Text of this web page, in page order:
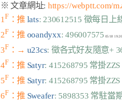
※ 文章網址: https://webptt.com/
1 F ：推 lats: 230612515 徵每日上
2F ：推 ooandyxx: 496007575
3F ：→ u23cs: 徵各式好友隨意+
4F ：推 Satyr: 415268795 常掛
5F ：推 Satyr: 415268795 常掛
6F ：推 Sweafer: 5898353 常駐當